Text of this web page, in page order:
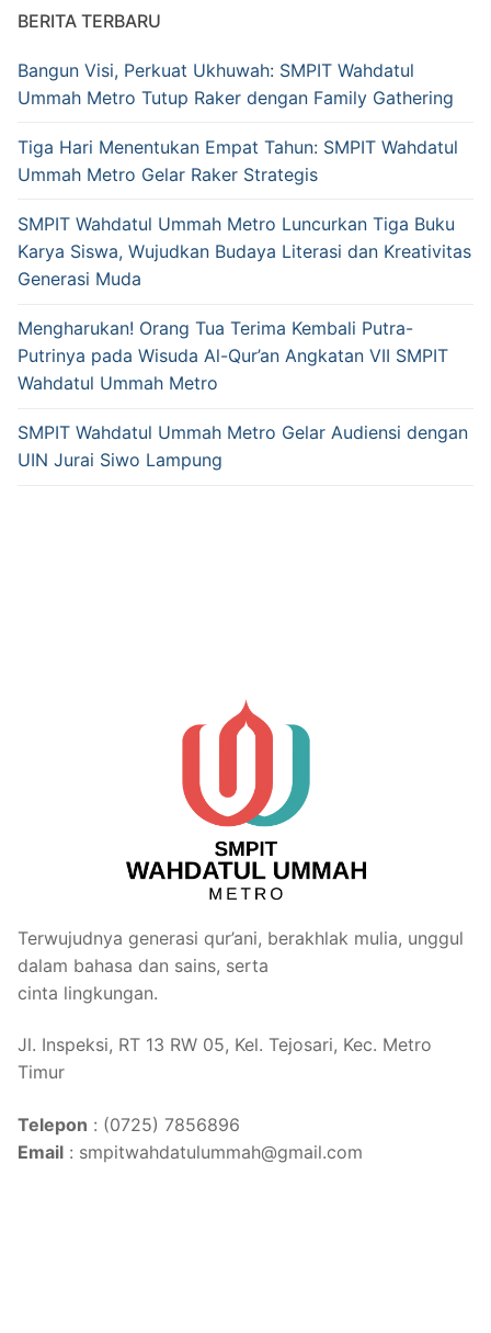
BERITA TERBARU
Bangun Visi, Perkuat Ukhuwah: SMPIT Wahdatul
Ummah Metro Tutup Raker dengan Family Gathering
Tiga Hari Menentukan Empat Tahun: SMPIT Wahdatul
Ummah Metro Gelar Raker Strategis
SMPIT Wahdatul Ummah Metro Luncurkan Tiga Buku
Karya Siswa, Wujudkan Budaya Literasi dan Kreativitas
Generasi Muda
Mengharukan! Orang Tua Terima Kembali Putra-
Putrinya pada Wisuda Al-Qur’an Angkatan VII SMPIT
Wahdatul Ummah Metro
SMPIT Wahdatul Ummah Metro Gelar Audiensi dengan
UIN Jurai Siwo Lampung
Terwujudnya generasi qur’ani, berakhlak mulia, unggul
dalam bahasa dan sains, serta
cinta lingkungan.
Jl. Inspeksi, RT 13 RW 05, Kel. Tejosari, Kec. Metro
Timur
Telepon : (0725) 7856896
Email : smpitwahdatulummah@gmail.com